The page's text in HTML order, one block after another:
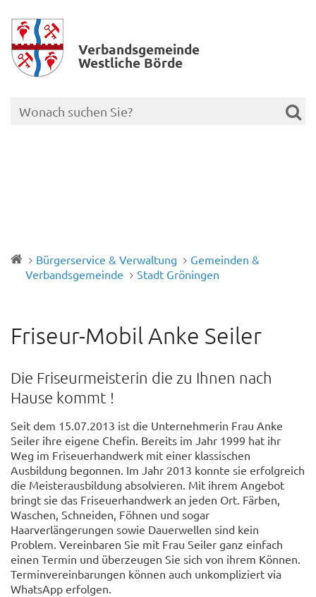
Verbands­gemeinde
Westliche Börde
Bürgerservice & Verwaltung
Gemeinden &
Verbandsgemeinde
Stadt Gröningen
Friseur-Mobil Anke Seiler
Die Friseurmeisterin die zu Ihnen nach
Hause kommt !
Seit dem 15.07.2013 ist die Unternehmerin Frau Anke
Seiler ihre eigene Chefin. Bereits im Jahr 1999 hat ihr
Weg im Friseuerhandwerk mit einer klassischen
Ausbildung begonnen. Im Jahr 2013 konnte sie erfolgreich
die Meisterausbildung absolvieren. Mit ihrem Angebot
bringt sie das Friseuerhandwerk an jeden Ort. Färben,
Waschen, Schneiden, Föhnen und sogar
Haarverlängerungen sowie Dauerwellen sind kein
Problem. Vereinbaren Sie mit Frau Seiler ganz einfach
einen Termin und überzeugen Sie sich von ihrem Können.
Terminvereinbarungen können auch unkompliziert via
WhatsApp erfolgen.